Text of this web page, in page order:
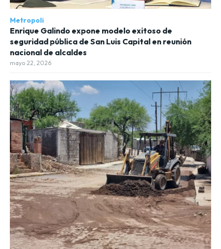
Metropoli
Enrique Galindo expone modelo exitoso de
seguridad pública de San Luis Capital en reunión
nacional de alcaldes
mayo 22, 2026